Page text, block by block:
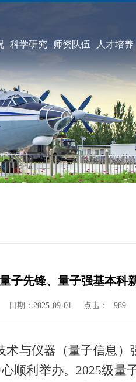
科学研究 师资队伍 人才培养
子先锋、量子强基本科
日期：2025-09-01 点击： 989
与仪器（量子信息）
顺利举办。2025级量